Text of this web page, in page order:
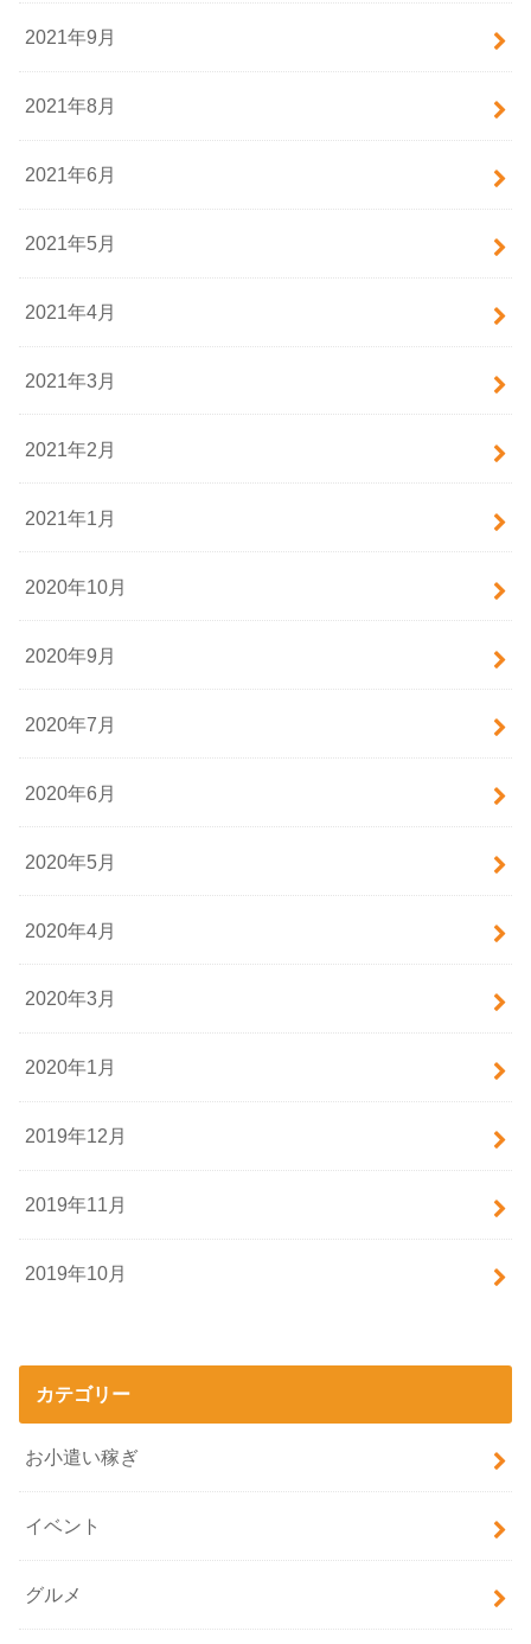
2021年9月
2021年8月
2021年6月
2021年5月
2021年4月
2021年3月
2021年2月
2021年1月
2020年10月
2020年9月
2020年7月
2020年6月
2020年5月
2020年4月
2020年3月
2020年1月
2019年12月
2019年11月
2019年10月
カテゴリー
お小遣い稼ぎ
イベント
グルメ